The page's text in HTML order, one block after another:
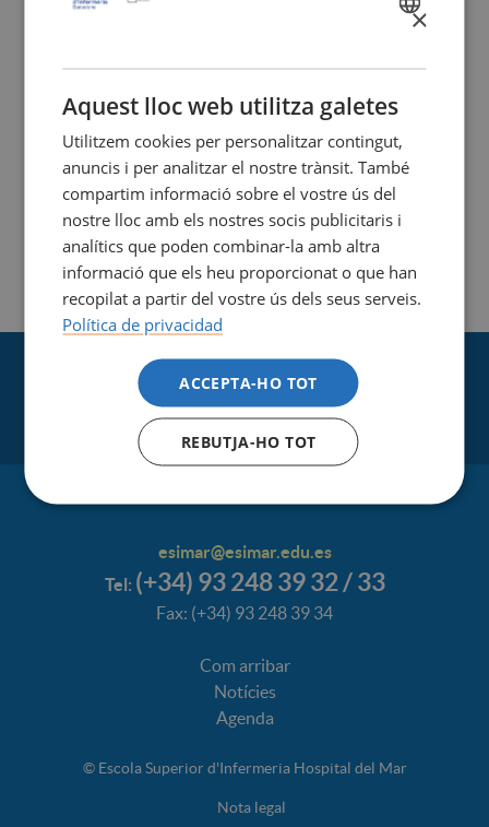
esimar@esimar.edu.es
Tel: (+34) 93 248 39 32 / 33
Fax: (+34) 93 248 39 34
Com arribar
Notícies
Agenda
© Escola Superior d'Infermeria Hospital del Mar
Nota legal
SPANISH
×
Aquest lloc web utilitza galetes
Utilitzem cookies per personalitzar contingut,
anuncis i per analitzar el nostre trànsit. També
compartim informació sobre el vostre ús del
nostre lloc amb els nostres socis publicitaris i
analítics que poden combinar-la amb altra
informació que els heu proporcionat o que han
recopilat a partir del vostre ús dels seus serveis.
Política de privacidad
ACCEPTA-HO TOT
REBUTJA-HO TOT